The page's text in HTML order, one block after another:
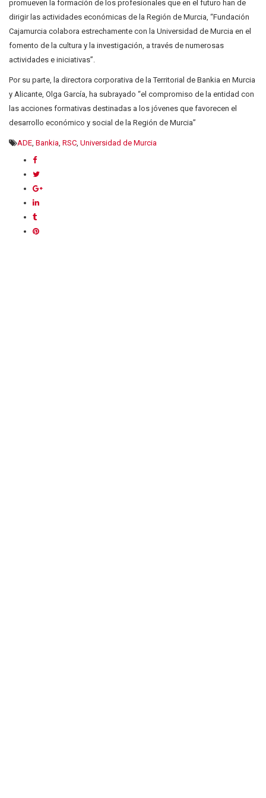
promueven la formación de los profesionales que en el futuro han de
dirigir las actividades económicas de la Región de Murcia, “Fundación
Cajamurcia colabora estrechamente con la Universidad de Murcia en el
fomento de la cultura y la investigación, a través de numerosas
actividades e iniciativas”.
Por su parte, la directora corporativa de la Territorial de Bankia en Murcia
y Alicante, Olga García, ha subrayado “el compromiso de la entidad con
las acciones formativas destinadas a los jóvenes que favorecen el
desarrollo económico y social de la Región de Murcia”
ADE, Bankia, RSC, Universidad de Murcia